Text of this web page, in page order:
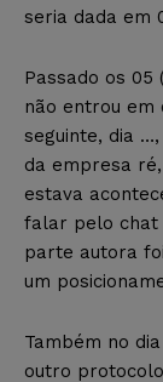
seria dada em
Passado os 05
não entrou em
seguinte, dia
da empresa
estava
falar pelo chat
parte autora
um
Também no
outro